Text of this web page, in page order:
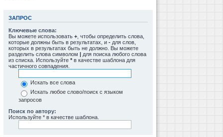
ЗАПРОС
Ключевые слова:
Вы можете использовать + , чтобы определить слова,
которые должны быть в результатах, и - для слов,
которых в результатах быть не должно. Вы можете
разделить слова символом | для поиска любого слова
из списка. Используйте * в качестве шаблона для
частичного совпадения.
Искать все слова
Искать любое слово/поиск с языком
запросов
Поиск по автору:
Используйте * в качестве шаблона.